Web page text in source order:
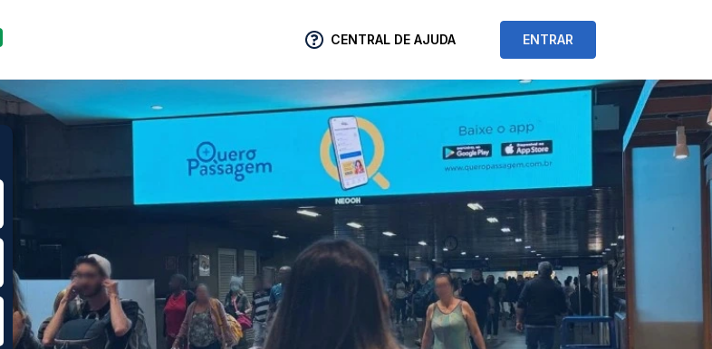
CENTRAL DE AJUDA ENTRAR